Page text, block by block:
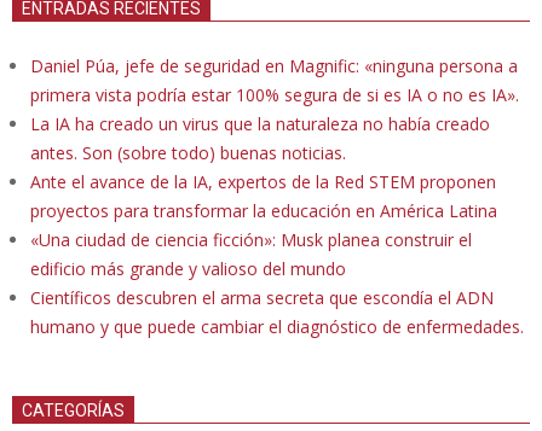
ENTRADAS RECIENTES
Daniel Púa, jefe de seguridad en Magnific: «ninguna persona a
primera vista podría estar 100% segura de si es IA o no es IA».
La IA ha creado un virus que la naturaleza no había creado
antes. Son (sobre todo) buenas noticias.
Ante el avance de la IA, expertos de la Red STEM proponen
proyectos para transformar la educación en América Latina
«Una ciudad de ciencia ficción»: Musk planea construir el
edificio más grande y valioso del mundo
Científicos descubren el arma secreta que escondía el ADN
humano y que puede cambiar el diagnóstico de enfermedades.
CATEGORÍAS